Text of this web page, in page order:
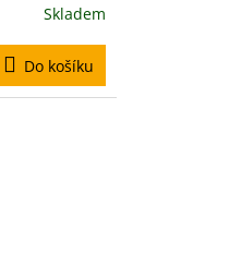
Skladem
Do košíku